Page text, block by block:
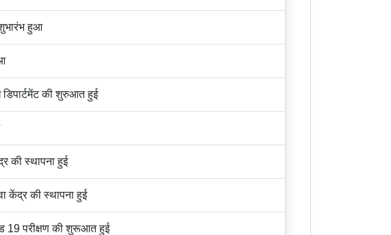
हुआ
की शुरुआत हुई
की स्थापना हुई
केंद्र की स्थापना हुई
19 परीक्षण की शुरूआत हुई